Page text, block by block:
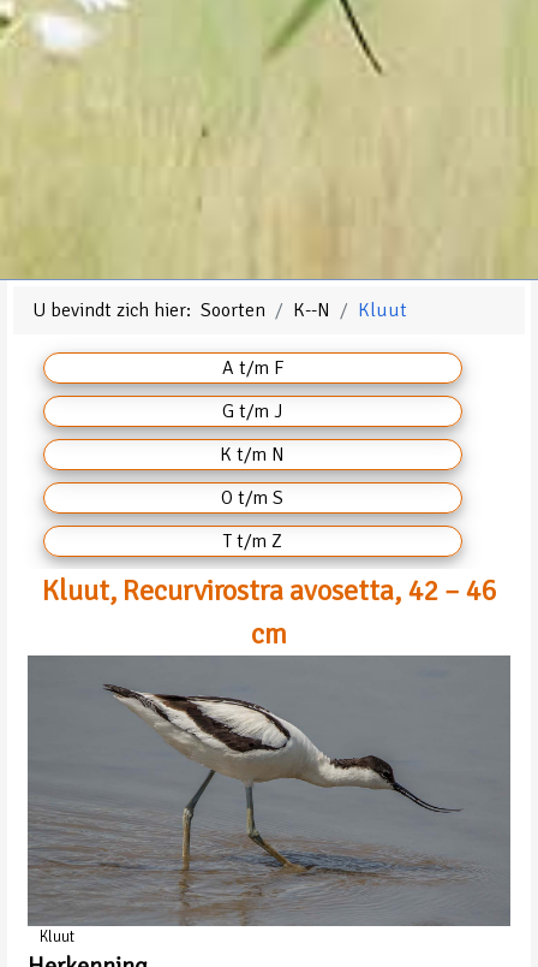
U bevindt zich hier:Soorten K--N Kluut
A t/m F
G t/m J
K t/m N
O t/m S
T t/m Z
Kluut, Recurvirostra avosetta, 42 – 46
cm
Kluut